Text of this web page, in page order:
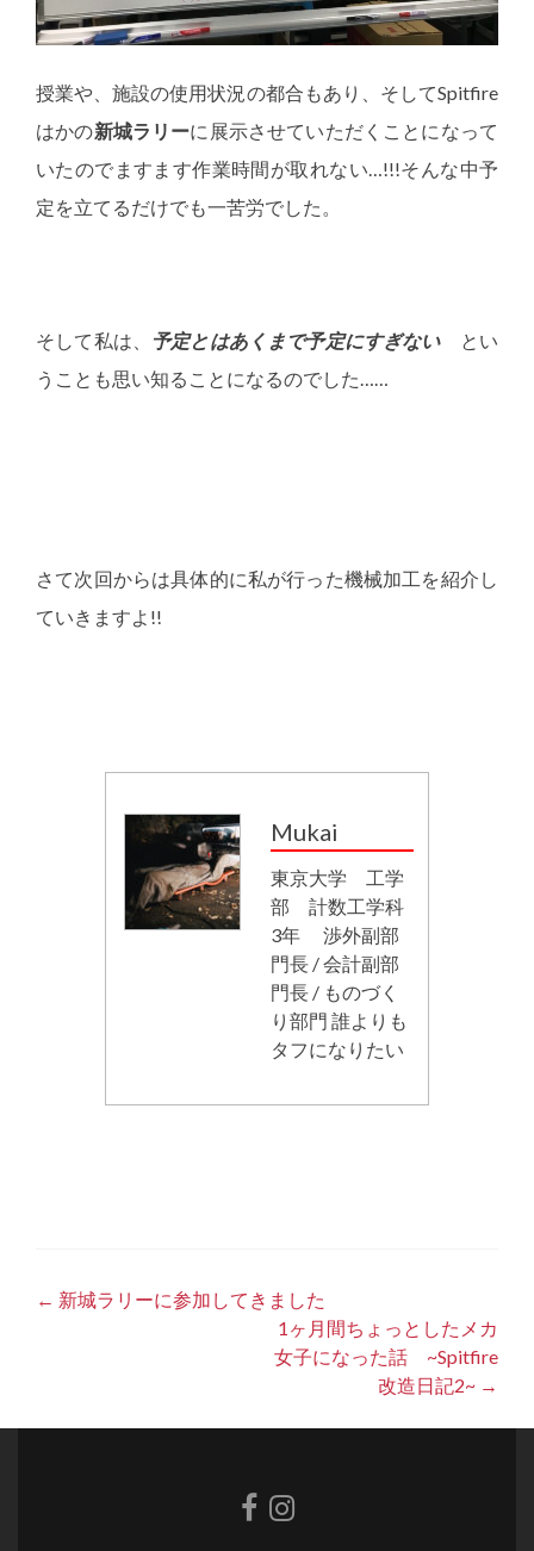
授業や、施設の使用状況の都合もあり、そしてSpitfire
はかの新城ラリーに展示させていただくことになって
いたのでますます作業時間が取れない…!!!そんな中予
定を立てるだけでも一苦労でした。
そして私は、 予定とはあくまで予定にすぎない
とい
うことも思い知ることになるのでした……
さて次回からは具体的に私が行った機械加工を紹介し
ていきますよ!!
Mukai
東京大学 工学
部 計数工学科
3年 渉外副部
門長 / 会計副部
門長 / ものづく
り部門 誰よりも
タフになりたい
Post
← 新城ラリーに参加してきました
1ヶ月間ちょっとしたメカ
女子になった話 ~Spitfire
改造日記2~ →
Facebook
Instagram